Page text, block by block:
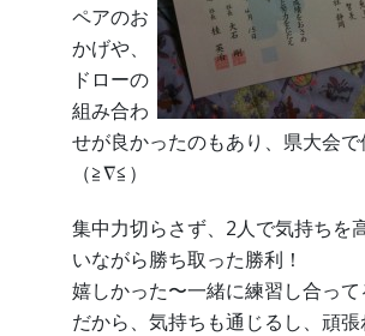
ペアのお
かげや、
ドローの
組み合わ
せが良かったのもあり、県大会で
（≧∇≦）
集中力切らさず、2人で気持ちを
いながら勝ち取った勝利！
嬉しかった〜一緒に練習し合って
だから、気持ちも通じるし、頑張